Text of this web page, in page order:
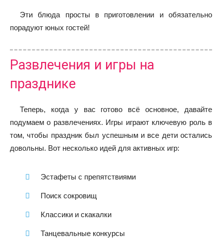
Эти блюда просты в приготовлении и обязательно
порадуют юных гостей!
Развлечения и игры на
празднике
Теперь, когда у вас готово всё основное, давайте
подумаем о развлечениях. Игры играют ключевую роль в
том, чтобы праздник был успешным и все дети остались
довольны. Вот несколько идей для активных игр:
Эстафеты с препятствиями
Поиск сокровищ
Классики и скакалки
Танцевальные конкурсы